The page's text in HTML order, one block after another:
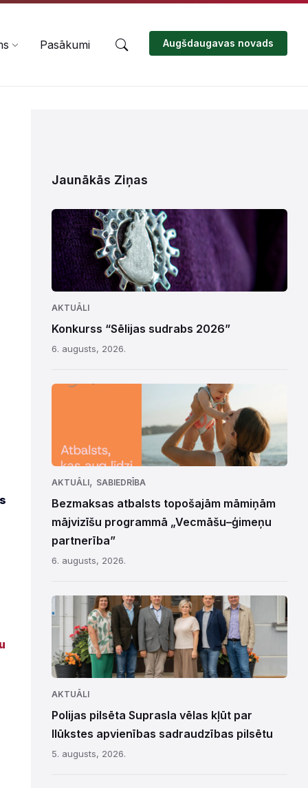
Pasākumi Augšdaugavas novads
Jaunākās Ziņas
AKTUĀLI
Konkurss “Sēlijas sudrabs 2026”
6. augusts, 2026.
AKTUĀLI, SABIEDRĪBA
Bezmaksas atbalsts topošajām māmiņām
mājvizīšu programmā „Vecmāšu–ģimeņu
partnerība”
6. augusts, 2026.
AKTUĀLI
Polijas pilsēta Suprasla vēlas kļūt par
Ilūkstes apvienības sadraudzības pilsētu
5. augusts, 2026.